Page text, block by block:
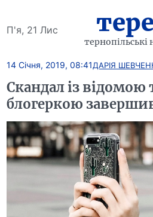
П'я, 21 Лис
тернопільські
14 Січня, 2019, 08:41ДАРІЯ
Скандал із відомою
блогеркою